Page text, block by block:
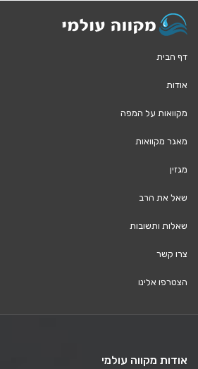
דף הבית
אודות
מקוואות על המפה
מאגר מקוואות
מגזין
שאל את הרב
שאלות ותשובות
צרו קשר
הצטרפו אלינו
אודות מקווה עולמי